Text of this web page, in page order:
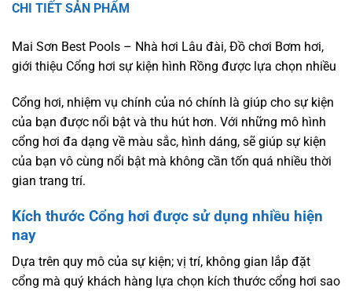
CHI TIẾT SẢN PHẨM
Mai Sơn Best Pools – Nhà hơi Lâu đài, Đồ chơi Bơm hơi,
giới thiệu Cổng hơi sự kiện hình Rồng được lựa chọn nhiều
Cổng hơi, nhiệm vụ chính của nó chính là giúp cho sự kiện
của bạn được nổi bật và thu hút hơn. Với những mô hình
cổng hơi đa dạng về màu sắc, hình dáng, sẽ giúp sự kiện
của bạn vô cùng nổi bật mà không cần tốn quá nhiều thời
gian trang trí.
Kích thước Cổng hơi được sử dụng nhiều hiện
nay
Dựa trên quy mô của sự kiện; vị trí, không gian lắp đặt
cổng mà quý khách hàng lựa chọn kích thước cổng hơi sao